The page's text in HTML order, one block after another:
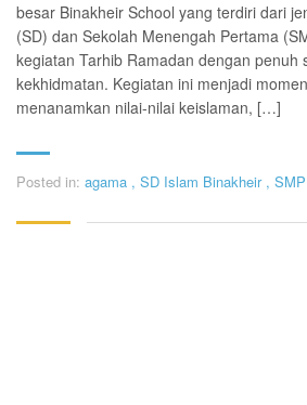
besar Binakheir School yang terdiri dari
(SD) dan Sekolah Menengah Pertama
kegiatan Tarhib Ramadan dengan penuh
kekhidmatan. Kegiatan ini menjadi
menanamkan nilai-nilai keislaman, […]
Posted in: agama , SD Islam Binakheir ,